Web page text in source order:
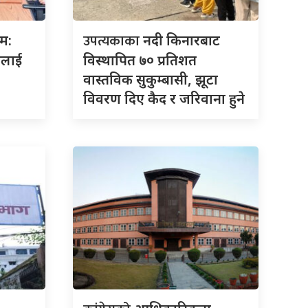
उपत्यकाकानदी किनारबाट
विस्थापित ७० प्रतिशत
वास्तविक सुकुम्बासी, झूटा
विवरण दिए कैद र जरिवाना हुने